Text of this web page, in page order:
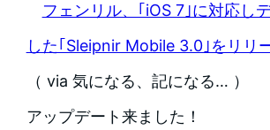
フェンリル、｢iOS 7｣に対応し
した｢Sleipnir Mobile 3.0｣をリリ
（ via 気になる、記になる… ）
アップデート来ました！